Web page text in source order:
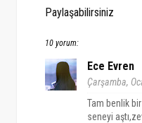
Paylaşabilirsiniz
10 yorum:
Ece Evren
Çarşamba,
Tam benlik
seneyi